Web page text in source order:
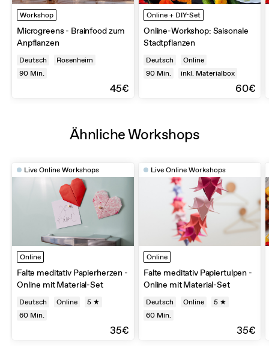
Workshop
Microgreens - Brainfood zum
Anpflanzen
Deutsch
Rosenheim
90 Min.
45€
Online + DIY-Set
Online-Workshop: Saisonale
Stadtpflanzen
Deutsch
Online
90 Min. inkl. Materialbox
60€
Ähnliche Workshops
Live Online Workshops
Online
Falte meditativ Papierherzen -
Online mit Material-Set
Deutsch Online
5 ★
60 Min.
35€
Live Online Workshops
Online
Falte meditativ Papiertulpen -
Online mit Material-Set
Deutsch Online
5 ★
60 Min.
35€